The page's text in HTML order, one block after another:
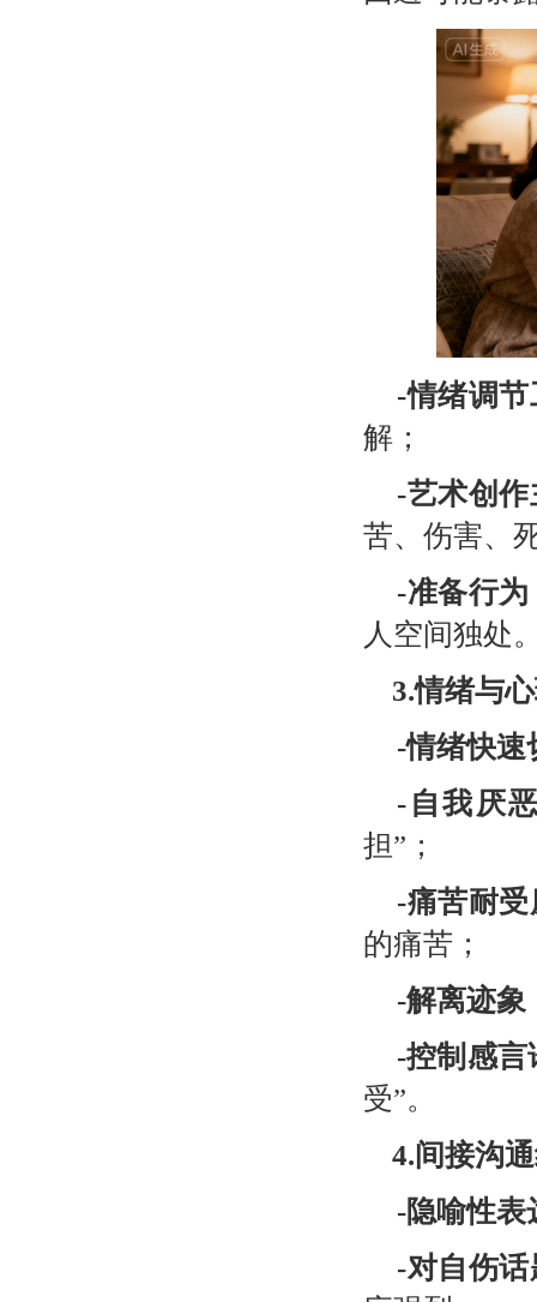
-情绪调节
解；
-艺术创
苦、伤害、
-准备行为
人空间独处
3.情绪与
-情绪快速
- 自我厌
担”；
-痛苦耐
的痛苦；
-解离迹象
-控制感言
受”。
4.间接沟
-隐喻性表
-对自伤